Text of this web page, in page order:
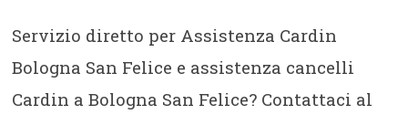
Servizio diretto per Assistenza Cardin
Bologna San Felice e assistenza cancelli
Cardin a Bologna San Felice? Contattaci al